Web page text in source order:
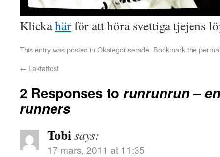
Klickahärför att höra svettiga tjejens
This entry was posted in Okategoriserade. Bookmark the
← Laktattest
2 Responses to runrunrun –
runners
Tobisays:
17 mars, 2011 at 11:35